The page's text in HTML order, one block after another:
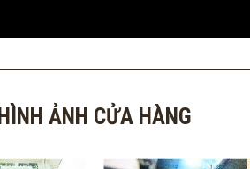
HÌNH ẢNH CỬA HÀNG